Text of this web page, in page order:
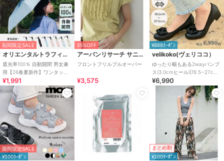
期間限定SALE
オリエンタルトラフィック
遮光率100％ 自動開閉 男女兼
用【26春夏新作】ワンタッチ
晴雨兼用 折りたたみ傘 /G-
0601
¥1,991
35%OFF
アーバンリサーチ サニーレーベル
フロントフリルプルオーバー
¥3,575
¥888ｸｰﾎﾟﾝ
velikoko(ヴェリココ）
ゆったり幅もある2wayパンプ
ス(3.0cmヒール)[19.5~27cm]
ラクチンきれいシューズ
¥6,990
期間限定SALE
¥500ｸｰﾎﾟﾝ
まとめ割
¥200ｸｰﾎﾟﾝ